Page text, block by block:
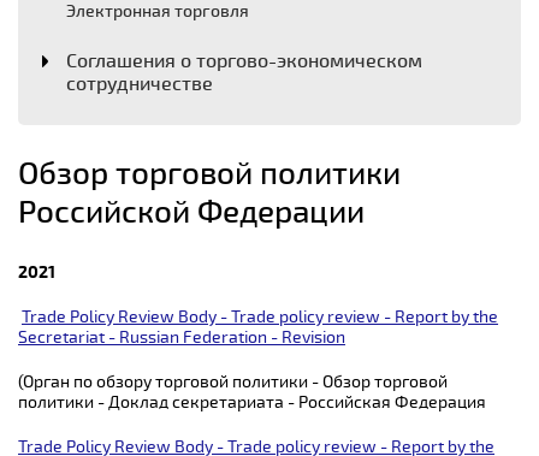
Электронная торговля
Соглашения о торгово-экономическом
сотрудничестве
Обзор торговой политики
Российской Федерации
2021
Trade Policy Review Body - Trade policy review - Report by the
Secretariat - Russian Federation - Revision
(Орган по обзору торговой политики - Обзор торговой
политики - Доклад секретариата - Российская Федерация
Trade Policy Review Body - Trade policy review - Report by the